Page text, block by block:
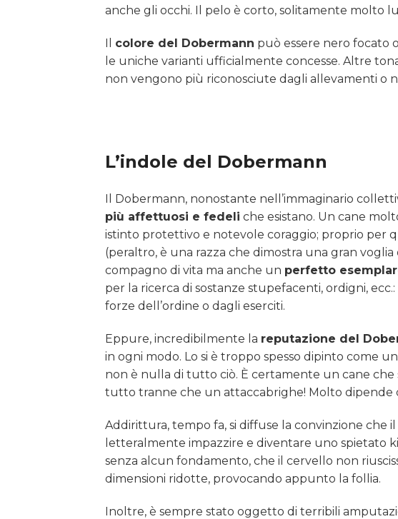
anche gli occhi. Il pelo è corto, solitamente molto
Il colore del Dobermann può essere nero focato
le uniche varianti ufficialmente concesse. Altre
non vengono più riconosciute dagli allevamenti o
L’indole del Dobermann
Il Dobermann, nonostante nell’immaginario
più affettuosi e fedeli che esistano. Un cane
istinto protettivo e notevole coraggio; proprio per
(peraltro, è una razza che dimostra una gran
compagno di vita ma anche un perfetto
per la ricerca di sostanze stupefacenti, ordigni,
forze dell’ordine o dagli eserciti.
Eppure, incredibilmente la reputazione del
in ogni modo. Lo si è troppo spesso dipinto come
non è nulla di tutto ciò. È certamente un cane che
tutto tranne che un attaccabrighe! Molto dipende
Addirittura, tempo fa, si diffuse la convinzione che
letteralmente impazzire e diventare uno spietato
senza alcun fondamento, che il cervello non
dimensioni ridotte, provocando appunto la follia.
Inoltre, è sempre stato oggetto di terribili